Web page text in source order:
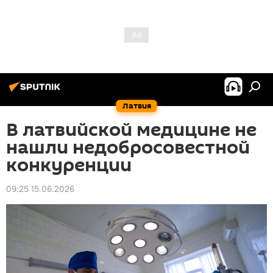
Латвия
В латвийской медицине не
нашли недобросовестной
конкуренции
09:25 15.06.2026